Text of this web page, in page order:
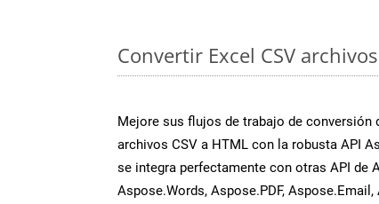
Convertir Excel CSV
Mejore sus flujos de trabajo de conversión
archivos CSV a HTML con la robusta API
se integra perfectamente con otras API de
Aspose.Words, Aspose.PDF,